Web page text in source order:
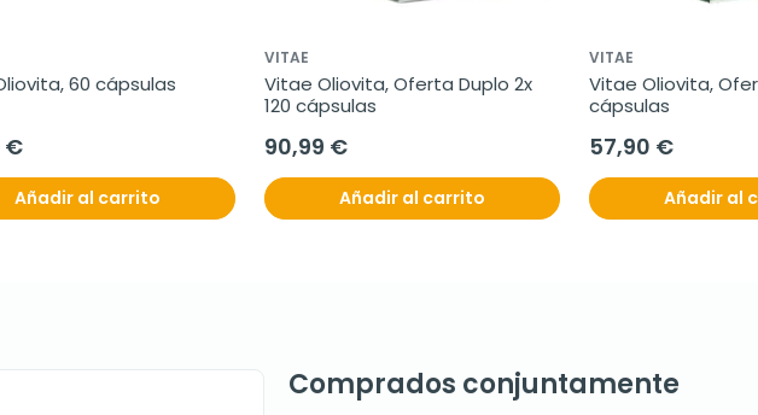
60 cápsulas
€
Añadir al carrito
VITAE
Vitae Oliovita, Oferta Duplo 2x
120 cápsulas
90,99 €
Añadir al carrito
VITAE
Vitae Oliovita,
cápsulas
57,90 €
Añadir al
Comprados conjuntamente